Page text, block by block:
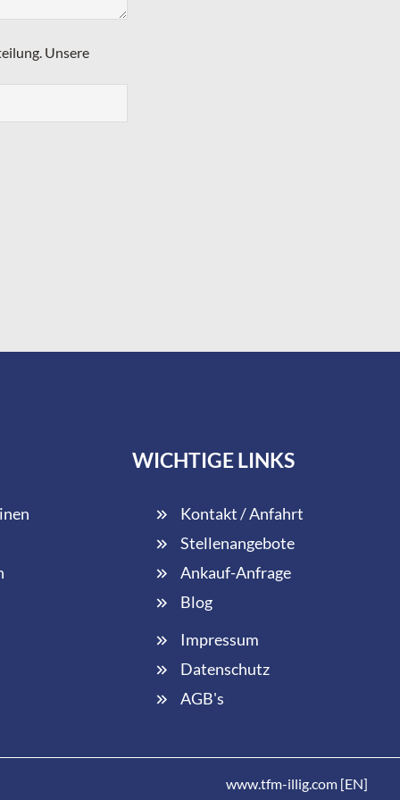
Unsere
WICHTIGE LINKS
Kontakt / Anfahrt
Stellenangebote
Ankauf-Anfrage
Blog
Impressum
Datenschutz
AGB's
www.tfm-illig.com [EN]